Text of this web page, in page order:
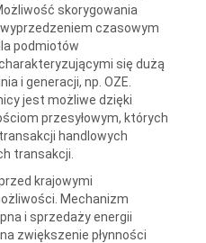
skorygowania
czasowym
podmiotów
się dużą
i generacji, np. OZE.
jest możliwe dzięki
przesyłowym, których
handlowych
transakcji.
krajowymi
Mechanizm
i sprzedaży energii
zwiększenie płynności